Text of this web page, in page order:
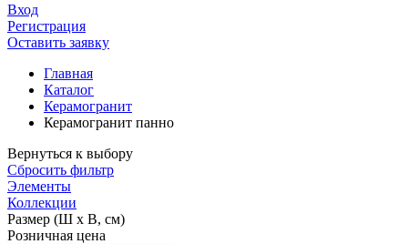
Вход
Регистрация
Оставить заявку
Главная
Каталог
Керамогранит
Керамогранит панно
Вернуться к выбору
Сбросить фильтр
Элементы
Коллекции
Размер (Ш х В, см)
Розничная цена